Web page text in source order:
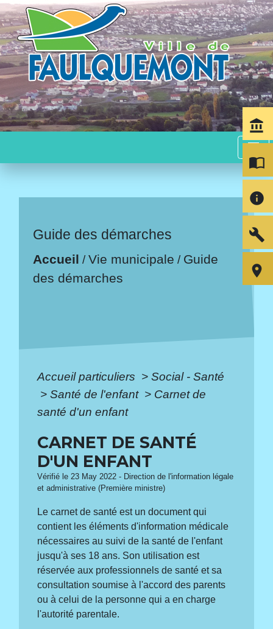
menu
Guide des démarches
Accueil /Vie municipale / Guide
des démarches
Accueil particuliers > Social - Santé
> Santé de l'enfant > Carnet de
santé d'un enfant
CARNET DE SANTÉ
D'UN ENFANT
Vérifié le 23 May 2022 - Direction de l'information légale
et administrative (Première ministre)
Le carnet de santé est un document qui
contient les éléments d'information médicale
nécessaires au suivi de la santé de l'enfant
jusqu'à ses 18 ans. Son utilisation est
réservée aux professionnels de santé et sa
consultation soumise à l'accord des parents
ou à celui de la personne qui a en charge
l'autorité parentale.
account_balance
import_contacts
info
build
room